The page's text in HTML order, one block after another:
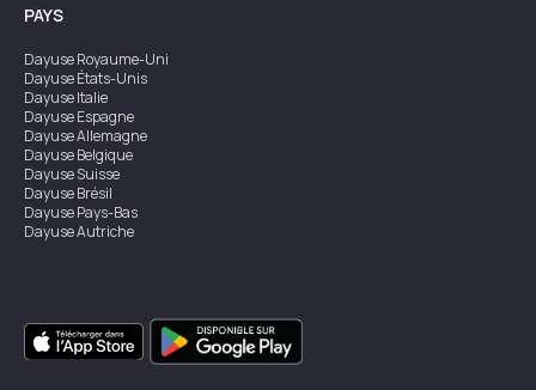
PAYS
DayuseRoyaume-Uni
DayuseÉtats-Unis
DayuseItalie
DayuseEspagne
DayuseAllemagne
DayuseBelgique
DayuseSuisse
DayuseBrésil
DayusePays-Bas
DayuseAutriche
DayuseSingapour
DayuseSuède
DayuseThaïlande